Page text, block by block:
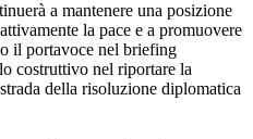
a mantenere una posizione
la pace e a promuovere
il portavoce nel briefing
costruttivo nel riportare la
della risoluzione diplomatica